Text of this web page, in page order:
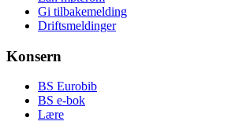
Gi tilbakemelding
Driftsmeldinger
Konsern
BS Eurobib
BS e-bok
Lære